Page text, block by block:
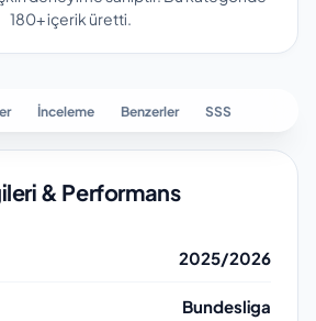
180+içerik üretti.
İnceleme Benzerler SSS
& Performans
2025/2026
Bundesliga